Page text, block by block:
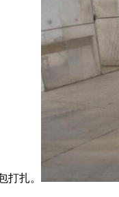
扎。